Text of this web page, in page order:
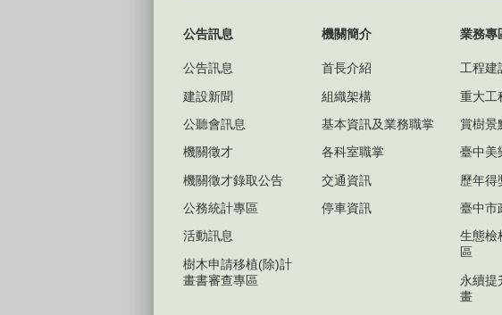
公告訊息
公告訊息
建設新聞
公聽會訊息
機關徵才
機關徵才錄取公告
公務統計專區
活動訊息
樹木申請移植(除)計
畫書審查專區
機關簡介
首長介紹
組織架構
基本資訊及業務職掌
各科室職掌
交通資訊
停車資訊
業務專
工程建
重大工
賞樹景
臺中美
歷年得
臺中市
生態檢
區
永續提
畫